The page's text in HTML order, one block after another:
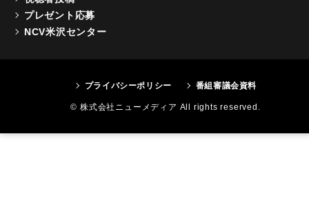
プレゼント応募
NCV米沢センター
プライバシーポリシー 番組審議会資料
© 株式会社ニューメディア All rights reserved.